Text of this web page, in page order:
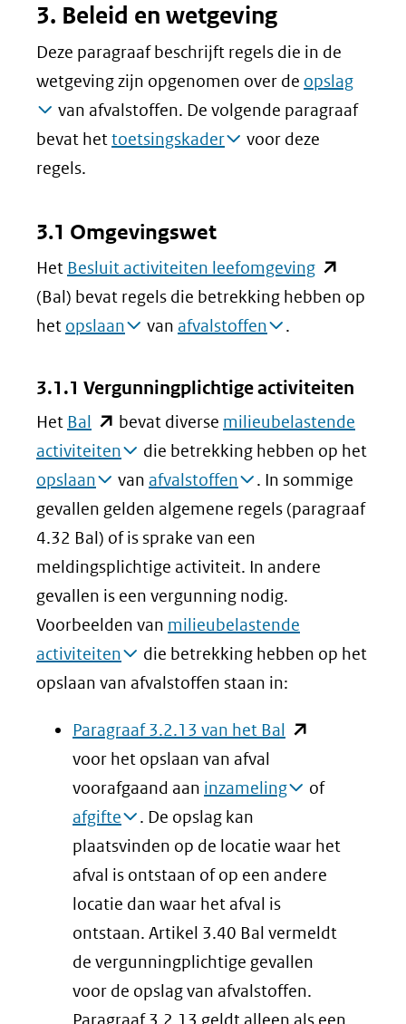
3. Beleid en wetgeving
Deze paragraaf beschrijft regels die in de
wetgeving zijn opgenomen over de opslag
van afvalstoffen. De volgende paragraaf
bevat hettoetsingskader
voor deze
regels.
3.1 Omgevingswet
Het Besluit activiteiten leefomgeving(opent
in
(verwijst
naar
andere
website)
(Bal) bevat regels die betrekking hebben op
het opslaan van afvalstoffen .
3.1.1 Vergunningplichtige activiteiten
Het Bal (opent
in
nieuw
venster)
(verwijst
naar
een
andere
website)
bevat diverse milieubelastende
activiteiten
die betrekking hebben op het
opslaan
van afvalstoffen
. In sommige
gevallen gelden algemene regels (paragraaf
4.32 Bal) of is sprake van een
meldingsplichtige activiteit. In andere
gevallen is een vergunning nodig.
Voorbeelden van milieubelastende
activiteiten
die betrekking hebben op het
opslaan van afvalstoffen staan in:
Paragraaf 3.2.13 van het Bal (opent
nieuw
(verwijst
naar
andere
website)
voor het opslaan van afval
voorafgaand aan inzameling
of
afgifte
. De opslag kan
plaatsvinden op de locatie waar het
afval is ontstaan of op een andere
locatie dan waar het afval is
ontstaan. Artikel 3.40 Bal vermeldt
de vergunningplichtige gevallen
voor de opslag van afvalstoffen.